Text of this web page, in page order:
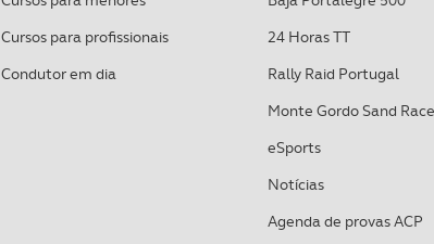
Cursos para profissionais
Condutor em dia
24 Horas TT
Rally Raid Portugal
Monte Gordo Sand Race
eSports
Notícias
Agenda de provas ACP